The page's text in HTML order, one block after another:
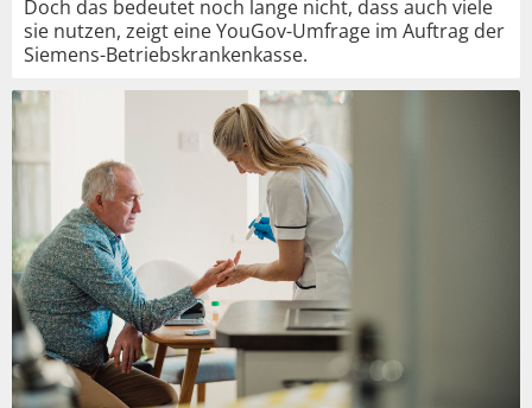
Doch das bedeutet noch lange nicht, dass auch viele
sie nutzen, zeigt eine YouGov-Umfrage im Auftrag der
Siemens-Betriebskrankenkasse.